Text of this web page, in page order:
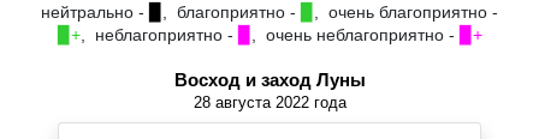
нейтрально - , благоприятно -
, очень благоприятно -
▉+, неблагоприятно - , очень неблагоприятно - ▉+
Восход и заход Луны
28 августа 2022 года